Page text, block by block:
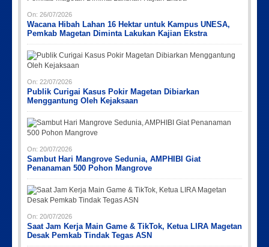
On: 26/07/2026
Wacana Hibah Lahan 16 Hektar untuk Kampus UNESA,
Pemkab Magetan Diminta Lakukan Kajian Ekstra
On: 22/07/2026
Publik Curigai Kasus Pokir Magetan Dibiarkan
Menggantung Oleh Kejaksaan
On: 20/07/2026
Sambut Hari Mangrove Sedunia, AMPHIBI Giat
Penanaman 500 Pohon Mangrove
On: 20/07/2026
Saat Jam Kerja Main Game & TikTok, Ketua LIRA Magetan
Desak Pemkab Tindak Tegas ASN